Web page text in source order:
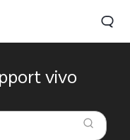
vivo